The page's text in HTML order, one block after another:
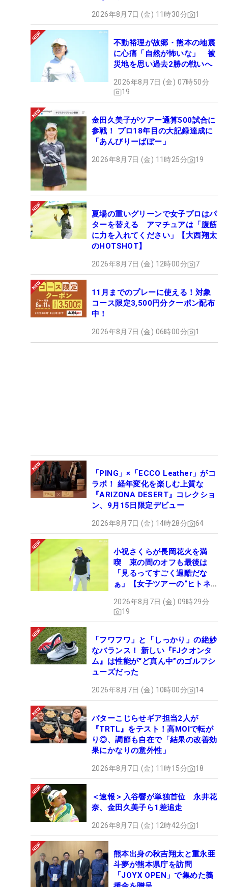
2026年8月7日 (金) 11時30分 1
不動裕理が故郷・熊本の地震
に心痛「自然が怖いな」 被
災地を思い過去2勝の戦いへ
2026年8月7日 (金) 07時50分
19
金田久美子がツアー通算500試合に
参戦！ プロ18年目の大記録達成に
「あんびりーばぼー」
2026年8月7日 (金) 11時25分 19
夏場の重いグリーンで女子プロはパ
ターを替える アマチュアは「腹筋
に力を入れてください」【大西翔太
のHOTSHOT】
2026年8月7日 (金) 12時00分 7
11月までのプレーに使える！対象
コース限定3,500円分クーポン配布
中！
2026年8月7日 (金) 06時00分 1
「PING」×「ECCO Leather」がコ
ラボ！ 経年変化を楽しむ上質な
『ARIZONA DESERT』コレクショ
ン、9月15日限定デビュー
2026年8月7日 (金) 14時28分 64
小祝さくらが長岡花火を満
喫 束の間のオフも最後は
「見るってすごく過酷だな
ぁ」【女子ツアーの“ヒトネ
2026年8月7日 (金) 09時29分
19
「フワフワ」と「しっかり」の絶妙
なバランス！ 新しい『FJクオンタ
ム』は性能が“ど真ん中”のゴルフシ
ューズだった
2026年8月7日 (金) 10時00分 14
パターこじらせギア担当2人が
『TRTL』をテスト！高MOIで転が
り◎、調節も自在で「結果の改善効
果にかなりの意外性」
2026年8月7日 (金) 11時15分 18
＜速報＞入谷響が単独首位 永井花
奈、金田久美子ら1差追走
2026年8月7日 (金) 12時42分 1
熊本出身の秋吉翔太と重永亜
斗夢が熊本県庁を訪問
「JOYX OPEN」で集めた義